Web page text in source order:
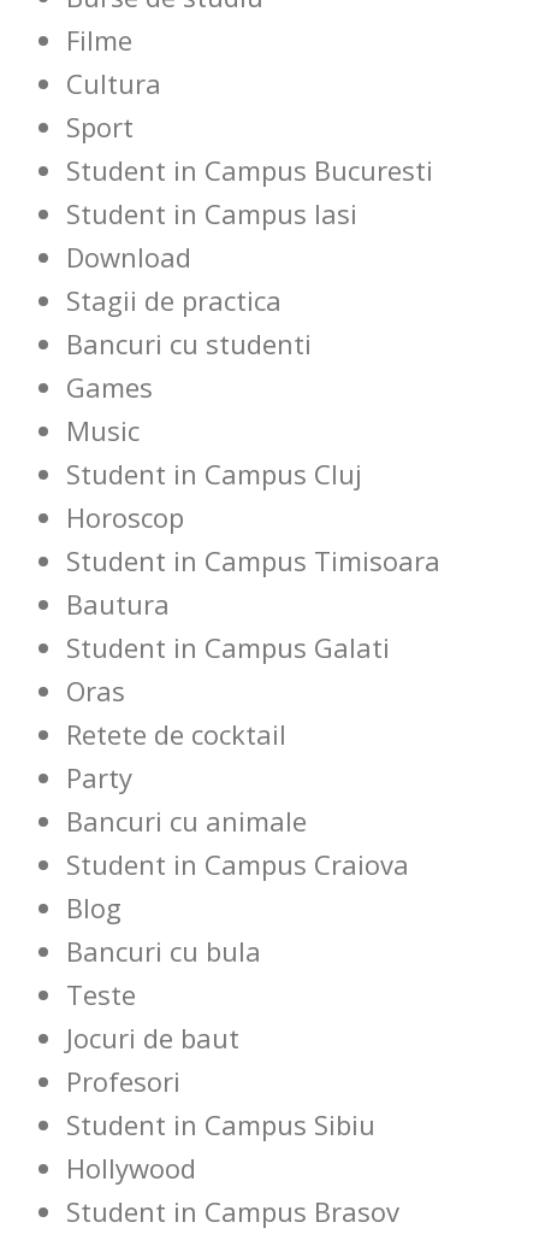
Filme
Cultura
Sport
Student in Campus Bucuresti
Student in Campus Iasi
Download
Stagii de practica
Bancuri cu studenti
Games
Music
Student in Campus Cluj
Horoscop
Student in Campus Timisoara
Bautura
Student in Campus Galati
Oras
Retete de cocktail
Party
Bancuri cu animale
Student in Campus Craiova
Blog
Bancuri cu bula
Teste
Jocuri de baut
Profesori
Student in Campus Sibiu
Hollywood
Student in Campus Brasov